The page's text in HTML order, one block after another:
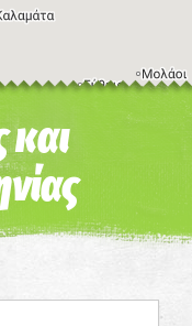
σε πνευματικά δικαιώματα Όροι
και